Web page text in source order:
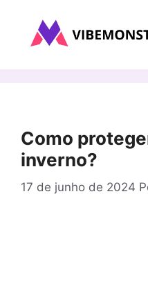
Como
inverno?
17 de junho de 2024